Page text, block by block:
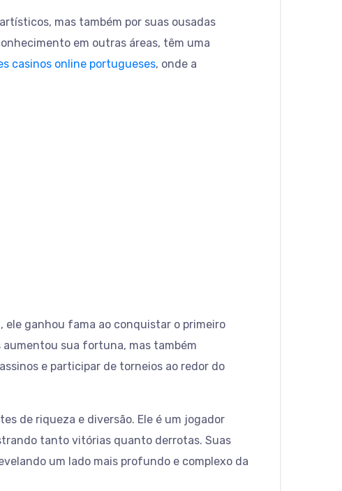
mas também por suas ousadas
em outras áreas, têm uma
casinos online portugueses, onde a
ele ganhou fama ao conquistar o primeiro
aumentou sua fortuna, mas também
e participar de torneios ao redor do
de riqueza e diversão. Ele é um jogador
tanto vitórias quanto derrotas. Suas
um lado mais profundo e complexo da